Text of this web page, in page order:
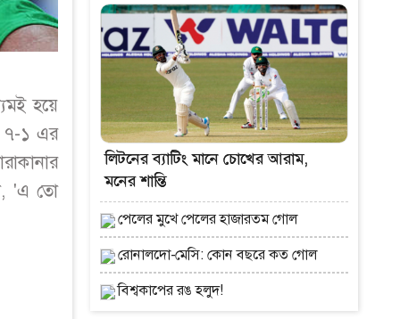
হয়ে
৭-১ এর
'এ তো
লিটনের ব্যাটিং মানে চোখের আরাম,
মনের শান্তি
পেলের মুখে পেলের হাজারতম গোল
রোনালদো-মেসি: কোন বছরে কত গোল
বিশ্বকাপের রঙ হলুদ!